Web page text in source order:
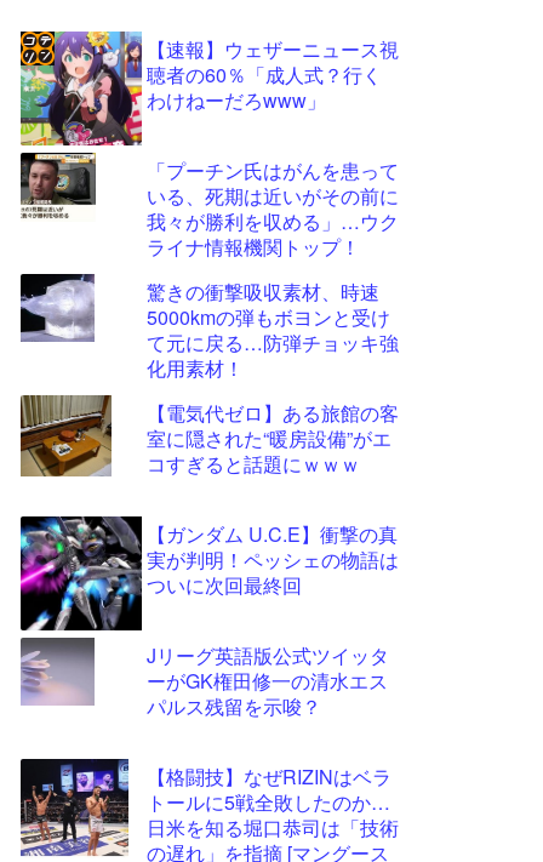
【速報】ウェザーニュース視
聴者の60％「成人式？行く
わけねーだろwww」
「プーチン氏はがんを患って
いる、死期は近いがその前に
我々が勝利を収める」…ウク
ライナ情報機関トップ！
驚きの衝撃吸収素材、時速
5000kmの弾もボヨンと受け
て元に戻る…防弾チョッキ強
化用素材！
【電気代ゼロ】ある旅館の客
室に隠された“暖房設備”がエ
コすぎると話題にｗｗｗ
【ガンダム U.C.E】衝撃の真
実が判明！ペッシェの物語は
ついに次回最終回
Jリーグ英語版公式ツイッタ
ーがGK権田修一の清水エス
パルス残留を示唆？
【格闘技】なぜRIZINはベラ
トールに5戦全敗したのか…
日米を知る堀口恭司は「技術
の遅れ」を指摘 [マングース
コテ
リン
- 固
定リ
ンク
更新
ツー